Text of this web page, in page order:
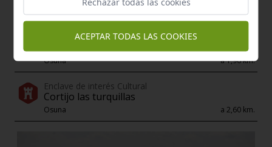
Recursos de Interés natural
Osuna a 1,96 km.
Enclave de interés Cultural
Cortijo las turquillas
Osuna a 2,60 km.
ACEPTAR TODAS LAS COOKIES